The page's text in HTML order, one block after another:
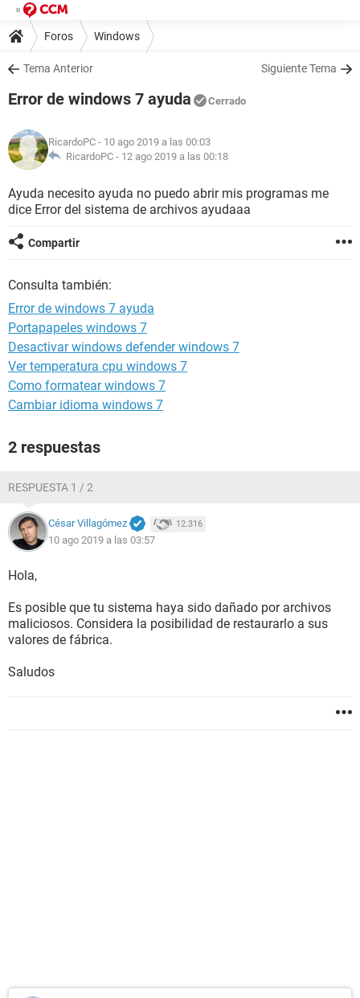
Foros Windows
Tema Anterior Siguiente Tema
Error de windows 7 ayuda Cerrado
RicardoPC - 10 ago 2019 a las 00:03
RicardoPC - 12 ago 2019 a las 00:18
Ayuda necesito ayuda no puedo abrir mis programas me
dice Error del sistema de archivos ayudaaa
Compartir
Consulta también:
Error de windows 7 ayuda
Portapapeles windows 7
Desactivar windows defender windows 7
Ver temperatura cpu windows 7
Como formatear windows 7
Cambiar idioma windows 7
2 respuestas
RESPUESTA 1 / 2
César Villagómez 12.316
10 ago 2019 a las 03:57
Hola,
Es posible que tu sistema haya sido dañado por archivos
maliciosos. Considera la posibilidad de restaurarlo a sus
valores de fábrica.
Saludos